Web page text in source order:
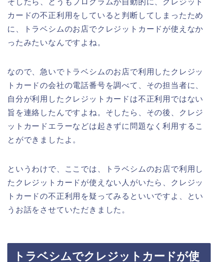
カードの不正利用をしていると判断してしまったため
に、トラベシムのお店でクレジットカードが使えなか
ったみたいなんですよね。
なので、急いでトラベシムのお店で利用したクレジッ
トカードの会社の電話番号を調べて、その担当者に、
自分が利用したクレジットカードは不正利用ではない
旨を連絡したんですよね。そしたら、その後、クレジ
ットカードエラーなどは起きずに問題なく利用するこ
とができましたよ。
というわけで、ここでは、トラベシムのお店で利用し
たクレジットカードが使えない人がいたら、クレジッ
トカードの不正利用を疑ってみるといいですよ、とい
うお話をさせていただきました。
トラベシムでクレジットカードが使